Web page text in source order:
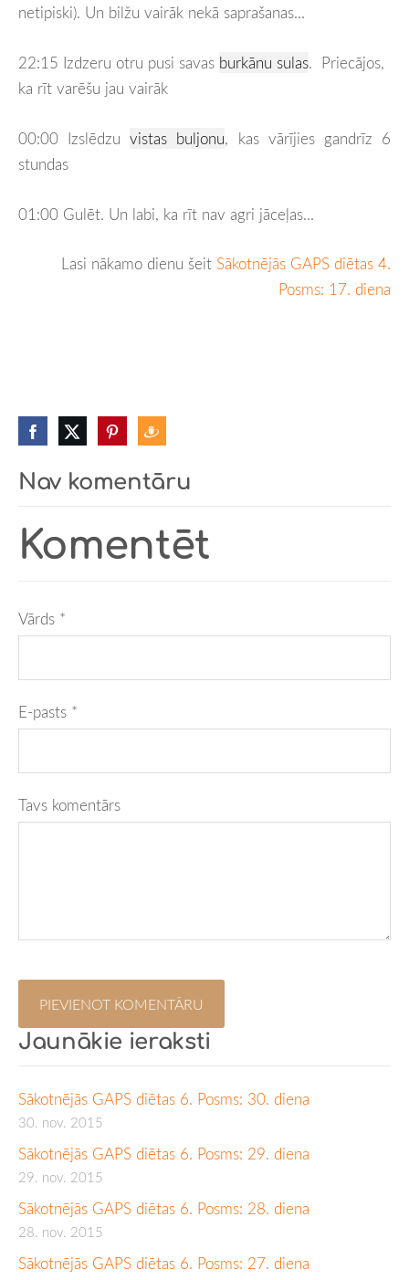
Jaunākie ieraksti
Sākotnējās GAPS diētas 6. Posms: 30. diena
30. nov. 2015
Sākotnējās GAPS diētas 6. Posms: 29. diena
29. nov. 2015
Sākotnējās GAPS diētas 6. Posms: 28. diena
28. nov. 2015
Sākotnējās GAPS diētas 6. Posms: 27. diena
netipiski). Un bilžu vairāk nekā saprašanas...
22:15 Izdzeru otru pusi savas burkānu sulas. Priecājos,
ka rīt varēšu jau vairāk
00:00 Izslēdzuvistas buljonu, kas vārījies gandrīz 6
stundas
01:00 Gulēt. Un labi, ka rīt nav agri jāceļas...
Lasi nākamo dienu šeit Sākotnējās GAPS diētas 4.
Posms: 17. diena
Nav komentāru
Komentēt
Vārds *
E-pasts *
Tavs komentārs